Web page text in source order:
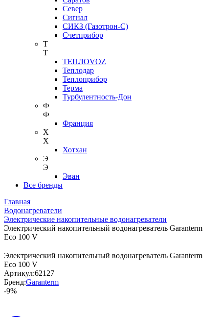
Север
Сигнал
СИКЗ (Газотрон-С)
Счетприбор
Т
Т
ТЕПЛОVOZ
Теплодар
Теплоприбор
Терма
Турбулентность-Дон
Ф
Ф
Франция
Х
Х
Хотхан
Э
Э
Эван
Все бренды
Главная
Водонагреватели
Электрические накопительные водонагреватели
Электрический накопительный водонагреватель Garanterm
Eco 100 V
Электрический накопительный водонагреватель Garanterm
Eco 100 V
Артикул:62127
Бренд:Garanterm
-9%